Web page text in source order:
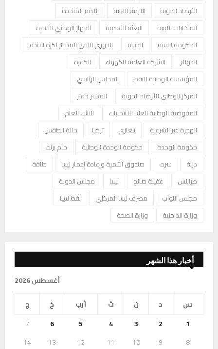
الأرصاد الجوية
الأزمة الليبية
الأمم المتحدة
الانتخابات الليبية
البعثة الأممية
الجهاز الوطني للتنمية
الحكومة الليبية
الدبيبة
الدوري الليبي الممتاز لكرة القدم
الدولار
الشركة العامة للكهرباء
الكفرة
المؤسسة الوطنية للنفط
المجلس الرئاسي
المركز الوطني للأرصاد الجوية
المشير حفتر
المفوضية الوطنية العليا للانتخابات
النائب العام
الهجرة غير الشرعية
بنغازي تركيا
حالة الطقس
حكومة الوحدة
حكومة الوحدة الوطنية
خام برنت
درنة
سرت صندوق التنمية وإعادة إعمار ليبيا
طاقة
طرابلس
عقيلة صالح ليبيا
مجلس الدولة
مجلس النواب
مصرف ليبيا المركزي
نفط ليبيا
وزارة الداخلية
وزارة الصحة
أخبار هذا الشهر
أغسطس 2026
س
د ن ث أرب خ
ج
1
2
3
4
5
6
7
8
9
10
11
12
13
14